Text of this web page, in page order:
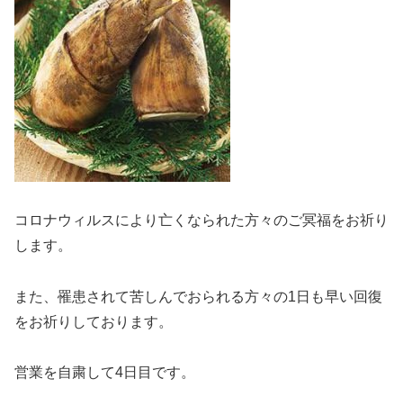
コロナウィルスにより亡くなられた方々のご冥福をお祈り
します。
また、罹患されて苦しんでおられる方々の1日も早い回復
をお祈りしております。
営業を自粛して4日目です。